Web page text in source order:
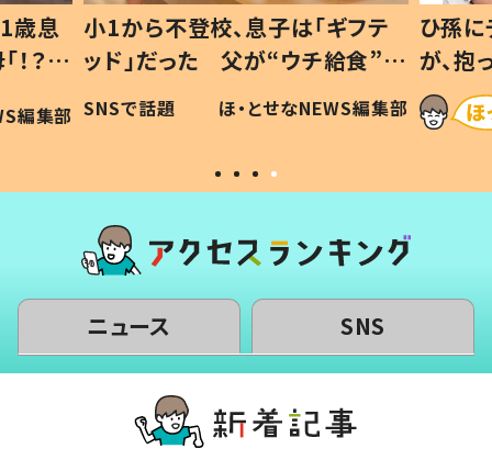
歳息
？」
編集部
小1から不登校、息子は「ギフテ
ッド」だった 父が“ウチ給食”を
作り続ける理由とは #令和の親
#令和の子
SNSで話題 ほ・とせなNEWS編集部
ひ孫
が、
「涙が
い」
ニュース SNS